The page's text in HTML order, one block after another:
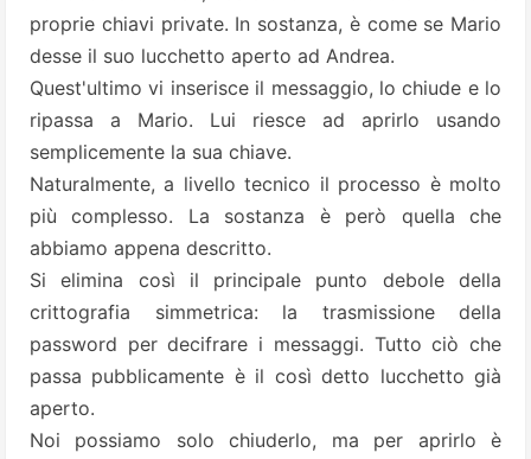
proprie chiavi private. In sostanza, è come se Mario
desse il suo lucchetto aperto ad Andrea.
Quest'ultimo vi inserisce il messaggio, lo chiude e lo
ripassa a Mario. Lui riesce ad aprirlo usando
semplicemente la sua chiave.
Naturalmente, a livello tecnico il processo è molto
più complesso. La sostanza è però quella che
abbiamo appena descritto.
Si elimina così il principale punto debole della
crittografia simmetrica: la trasmissione della
password per decifrare i messaggi. Tutto ciò che
passa pubblicamente è il così detto lucchetto già
aperto.
Noi possiamo solo chiuderlo, ma per aprirlo è